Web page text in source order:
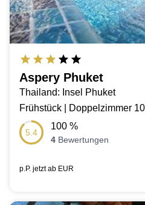
Aspery Phuket
Thailand: Insel Phuket
Frühstück | Doppelzimmer
5.4
100 %
4 Bewertungen
p.P. jetzt ab EUR